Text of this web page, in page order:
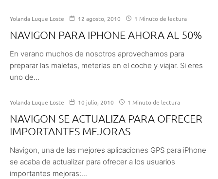
Yolanda Luque Loste 12 agosto, 2010 1 Minuto de lectura
NAVIGON PARA IPHONE AHORA AL 50%
En verano muchos de nosotros aprovechamos para
preparar las maletas, meterlas en el coche y viajar. Si eres
uno de...
Yolanda Luque Loste 10 julio, 2010 1 Minuto de lectura
NAVIGON SE ACTUALIZA PARA OFRECER
IMPORTANTES MEJORAS
Navigon, una de las mejores aplicaciones GPS para iPhone
se acaba de actualizar para ofrecer a los usuarios
importantes mejoras:...